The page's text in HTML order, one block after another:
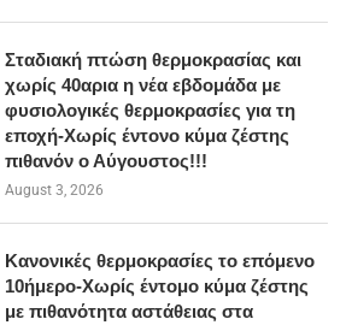
Σταδιακή πτώση θερμοκρασίας και
χωρίς 40αρια η νέα εβδομάδα με
φυσιολογικές θερμοκρασίες για τη
εποχή-Χωρίς έντονο κύμα ζέστης
πιθανόν ο Αύγουστος!!!
August 3, 2026
Κανονικές θερμοκρασίες το επόμενο
10ήμερο-Χωρίς έντομο κύμα ζέστης
με πιθανότητα αστάθειας στα